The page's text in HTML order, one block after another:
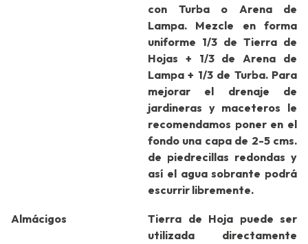
con Turba o Arena de
Lampa. Mezcle en forma
uniforme 1/3 de Tierra de
Hojas + 1/3 de Arena de
Lampa + 1/3 de Turba. Para
mejorar el drenaje de
jardineras y maceteros le
recomendamos poner en el
fondo una capa de 2-5 cms.
de piedrecillas redondas y
así el agua sobrante podrá
escurrir libremente.
Almácigos
Tierra de Hoja puede ser
utilizada directamente